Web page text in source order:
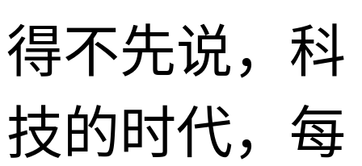
得不先说，科
技的时代，每